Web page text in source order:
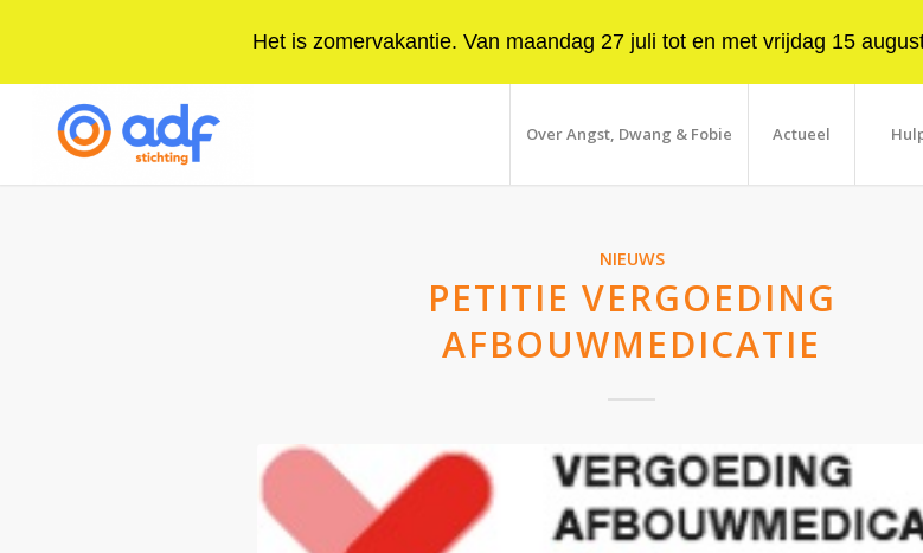
Over Angst, Dwang & Fobie Actueel
NIEUWS
PETITIE VERGOEDING
AFBOUWMEDICATIE
Het is zomervakantie. Van maandag 27 juli tot en met vrijdag 15